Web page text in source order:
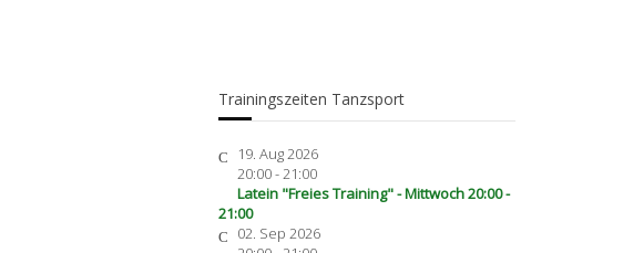
Trainingszeiten Tanzsport
19. Aug 2026
20:00- 21:00
Latein "Freies Training" - Mittwoch 20:00 -
21:00
02. Sep 2026